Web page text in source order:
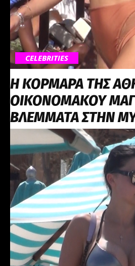
CELEBRITIES
Η ΚΟΡΜΑΡΑ ΤΗΣ
ΟΙΚΟΝΟΜΑΚΟΥ
ΒΛΕΜΜΑΤΑ ΣΤΗΝ